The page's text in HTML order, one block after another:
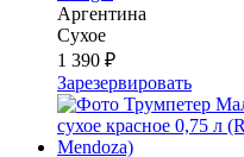
Аргентина
Сухое
1 390 ₽
Зарезервировать